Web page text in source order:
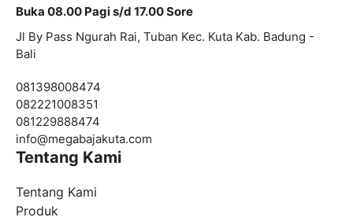
Buka 08.00 Pagi s/d 17.00 Sore
Jl By Pass Ngurah Rai, Tuban Kec. Kuta Kab. Badung -
Bali
081398008474
082221008351
081229888474
info@megabajakuta.com
Tentang Kami
Tentang Kami
Produk